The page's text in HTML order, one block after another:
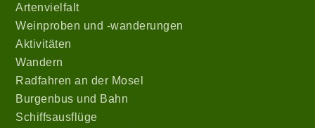
Artenvielfalt
Weinproben und -wanderungen
Aktivitäten
Wandern
Radfahren an der Mosel
Burgenbus und Bahn
Schiffsausflüge